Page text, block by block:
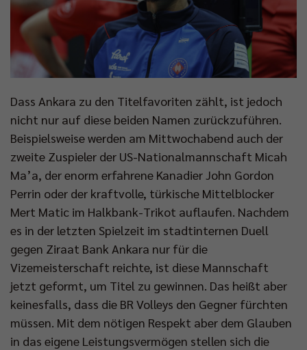
Dass Ankara zu den Titelfavoriten zählt, ist jedoch
nicht nur auf diese beiden Namen zurückzuführen.
Beispielsweise werden am Mittwochabend auch der
zweite Zuspieler der US-Nationalmannschaft Micah
Ma’a, der enorm erfahrene Kanadier John Gordon
Perrin oder der kraftvolle, türkische Mittelblocker
Mert Matic im Halkbank-Trikot auflaufen. Nachdem
es in der letzten Spielzeit im stadtinternen Duell
gegen Ziraat Bank Ankara nur für die
Vizemeisterschaft reichte, ist diese Mannschaft
jetzt geformt, um Titel zu gewinnen. Das heißt aber
keinesfalls, dass die BR Volleys den Gegner fürchten
müssen. Mit dem nötigen Respekt aber dem Glauben
in das eigene Leistungsvermögen stellen sich die